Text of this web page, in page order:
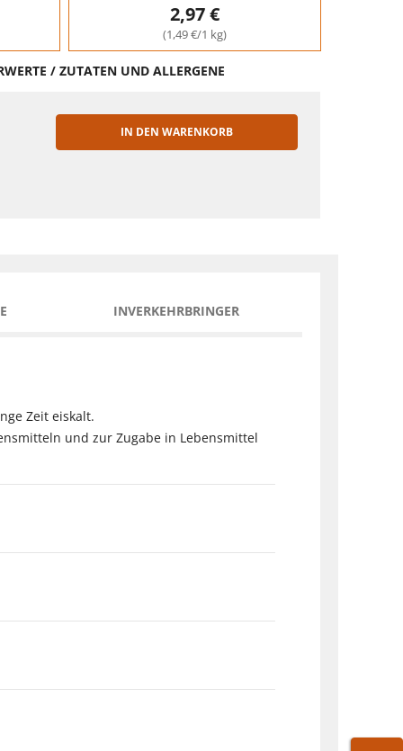
2,97 €
(1,49 €/1 kg)
/ ZUTATEN UND ALLERGENE
IN DEN WARENKORB
INVERKEHRBRINGER
Zeit eiskalt.
und zur Zugabe in Lebensmittel